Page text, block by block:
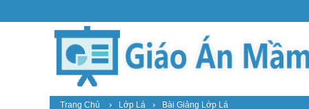
Trang Chủ › Lớp Lá › Bài Giảng Lớp Lá